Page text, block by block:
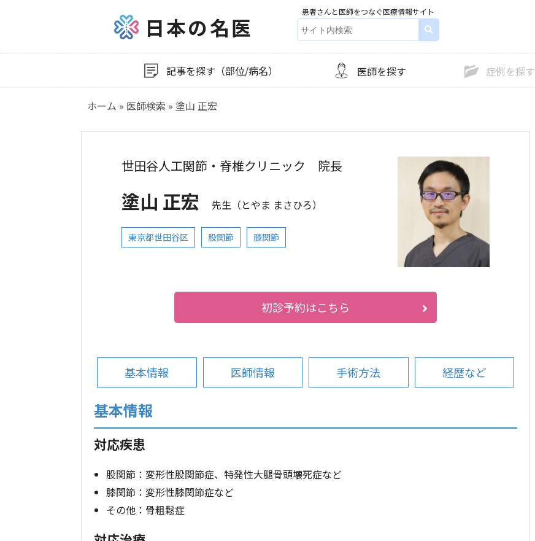
日本の名医
患者さんと医師をつなぐ医療情報サイト
記事を探す（部位/病名） 医師を探す 症例を探す
ホーム » 医師検索 » 塗山 正宏
世田谷人工関節・脊椎クリニック 院長
塗山 正宏 先生 （とやま まさひろ）
東京都世田谷区 股関節 膝関節
初診予約はこちら
基本情報 医師情報 手術方法 経歴など
基本情報
対応疾患
股関節：変形性股関節症、特発性大腿骨頭壊死症など
膝関節：変形性膝関節症など
その他：骨粗鬆症